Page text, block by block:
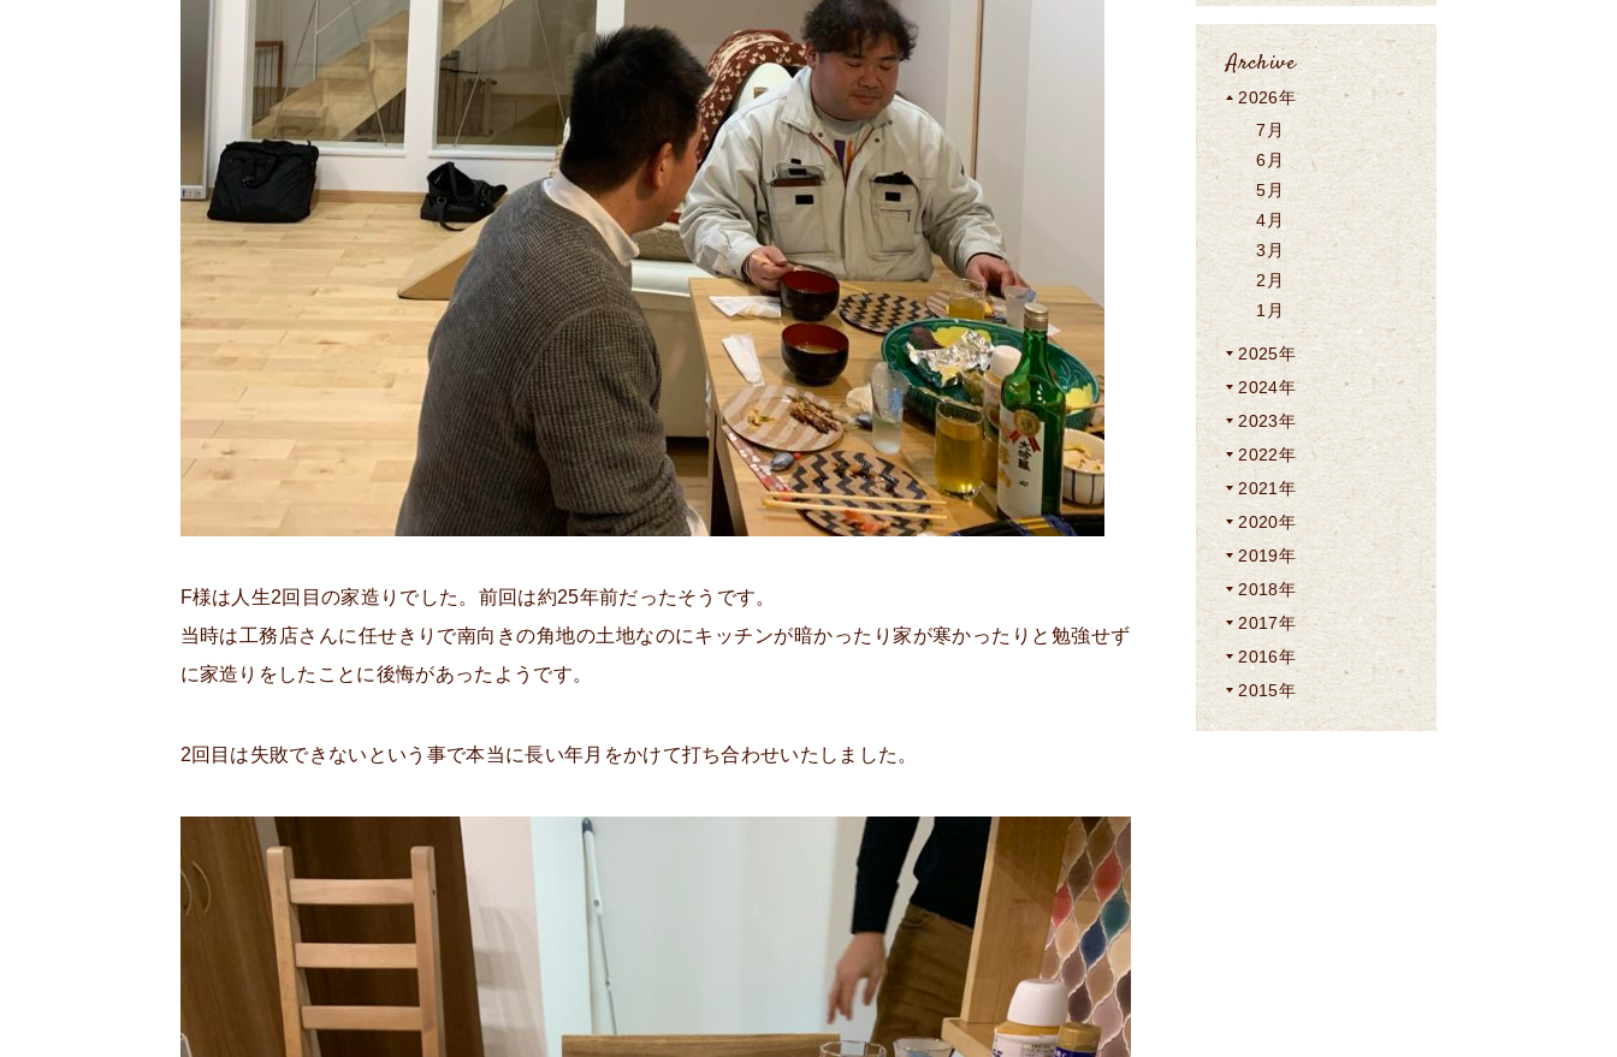
F様は人生2回目の家造りでした。前回は約25年前だったそうです。
当時は工務店さんに任せきりで南向きの角地の土地なのにキッチンが暗かったり家が寒かったりと勉強せず
に家造りをしたことに後悔があったようです。
2回目は失敗できないという事で本当に長い年月をかけて打ち合わせいたしました。
Archive
2026年
7月
6月
5月
4月
3月
2月
1月
2025年
2024年
2023年
2022年
2021年
2020年
2019年
2018年
2017年
2016年
2015年